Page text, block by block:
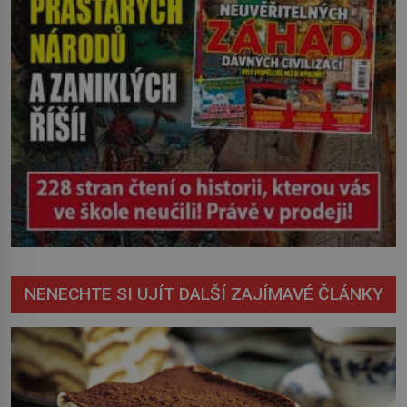
NENECHTE SI UJÍT DALŠÍ ZAJÍMAVÉ ČLÁNKY